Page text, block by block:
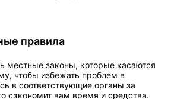
правила
местные законы, которые касаются
чтобы избежать проблем в
в соответствующие органы за
сэкономит вам время и средства.